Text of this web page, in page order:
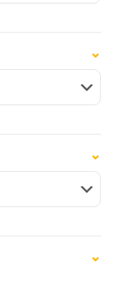
⌄
⌄
⌄